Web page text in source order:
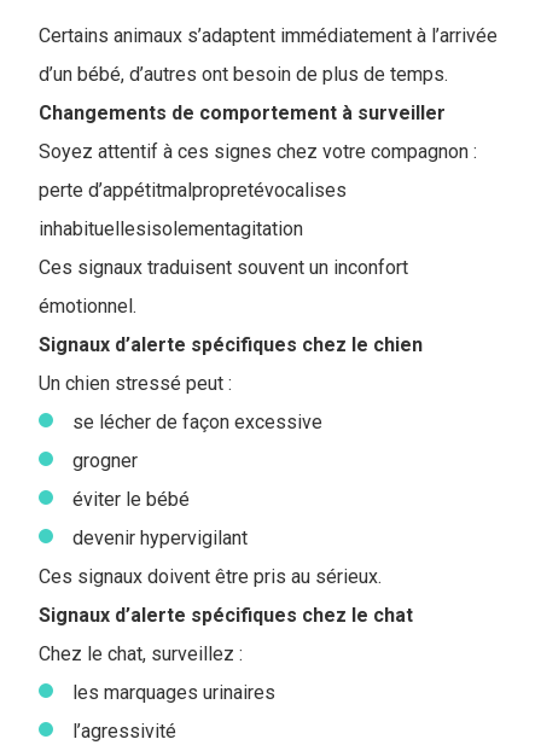
Certains animaux s’adaptent immédiatement à l’arrivée
d’un bébé, d’autres ont besoin de plus de temps.
Changements de comportement à surveiller
Soyez attentif à ces signes chez votre compagnon :
perte d’appétitmalpropretévocalises
inhabituellesisolementagitation
Ces signaux traduisent souvent un inconfort
émotionnel.
Signaux d’alerte spécifiques chez le chien
Un chien stressé peut :
se lécher de façon excessive
grogner
éviter le bébé
devenir hypervigilant
Ces signaux doivent être pris au sérieux.
Signaux d’alerte spécifiques chez le chat
Chez le chat, surveillez :
les marquages urinaires
l’agressivité